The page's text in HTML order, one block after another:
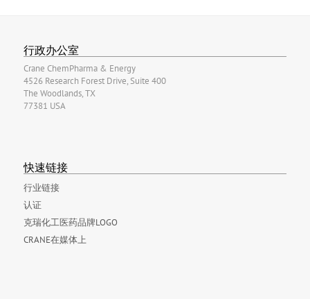
行政办公室
Crane ChemPharma & Energy
4526 Research Forest Drive, Suite 400
The Woodlands, TX
77381 USA
快速链接
行业链接
认证
克瑞化工医药品牌LOGO
CRANE在媒体上